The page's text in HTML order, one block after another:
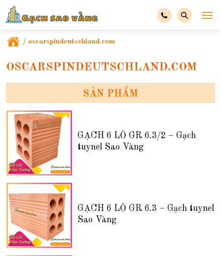
/ oscarspindeutschland.com
OSCARSPINDEUTSCHLAND.COM
SẢN PHẨM
GẠCH 6 LỖ GR 6.3/2 – Gạch
tuynel Sao Vàng
GẠCH 6 LỖ GR 6.3 – Gạch tuynel
Sao Vàng